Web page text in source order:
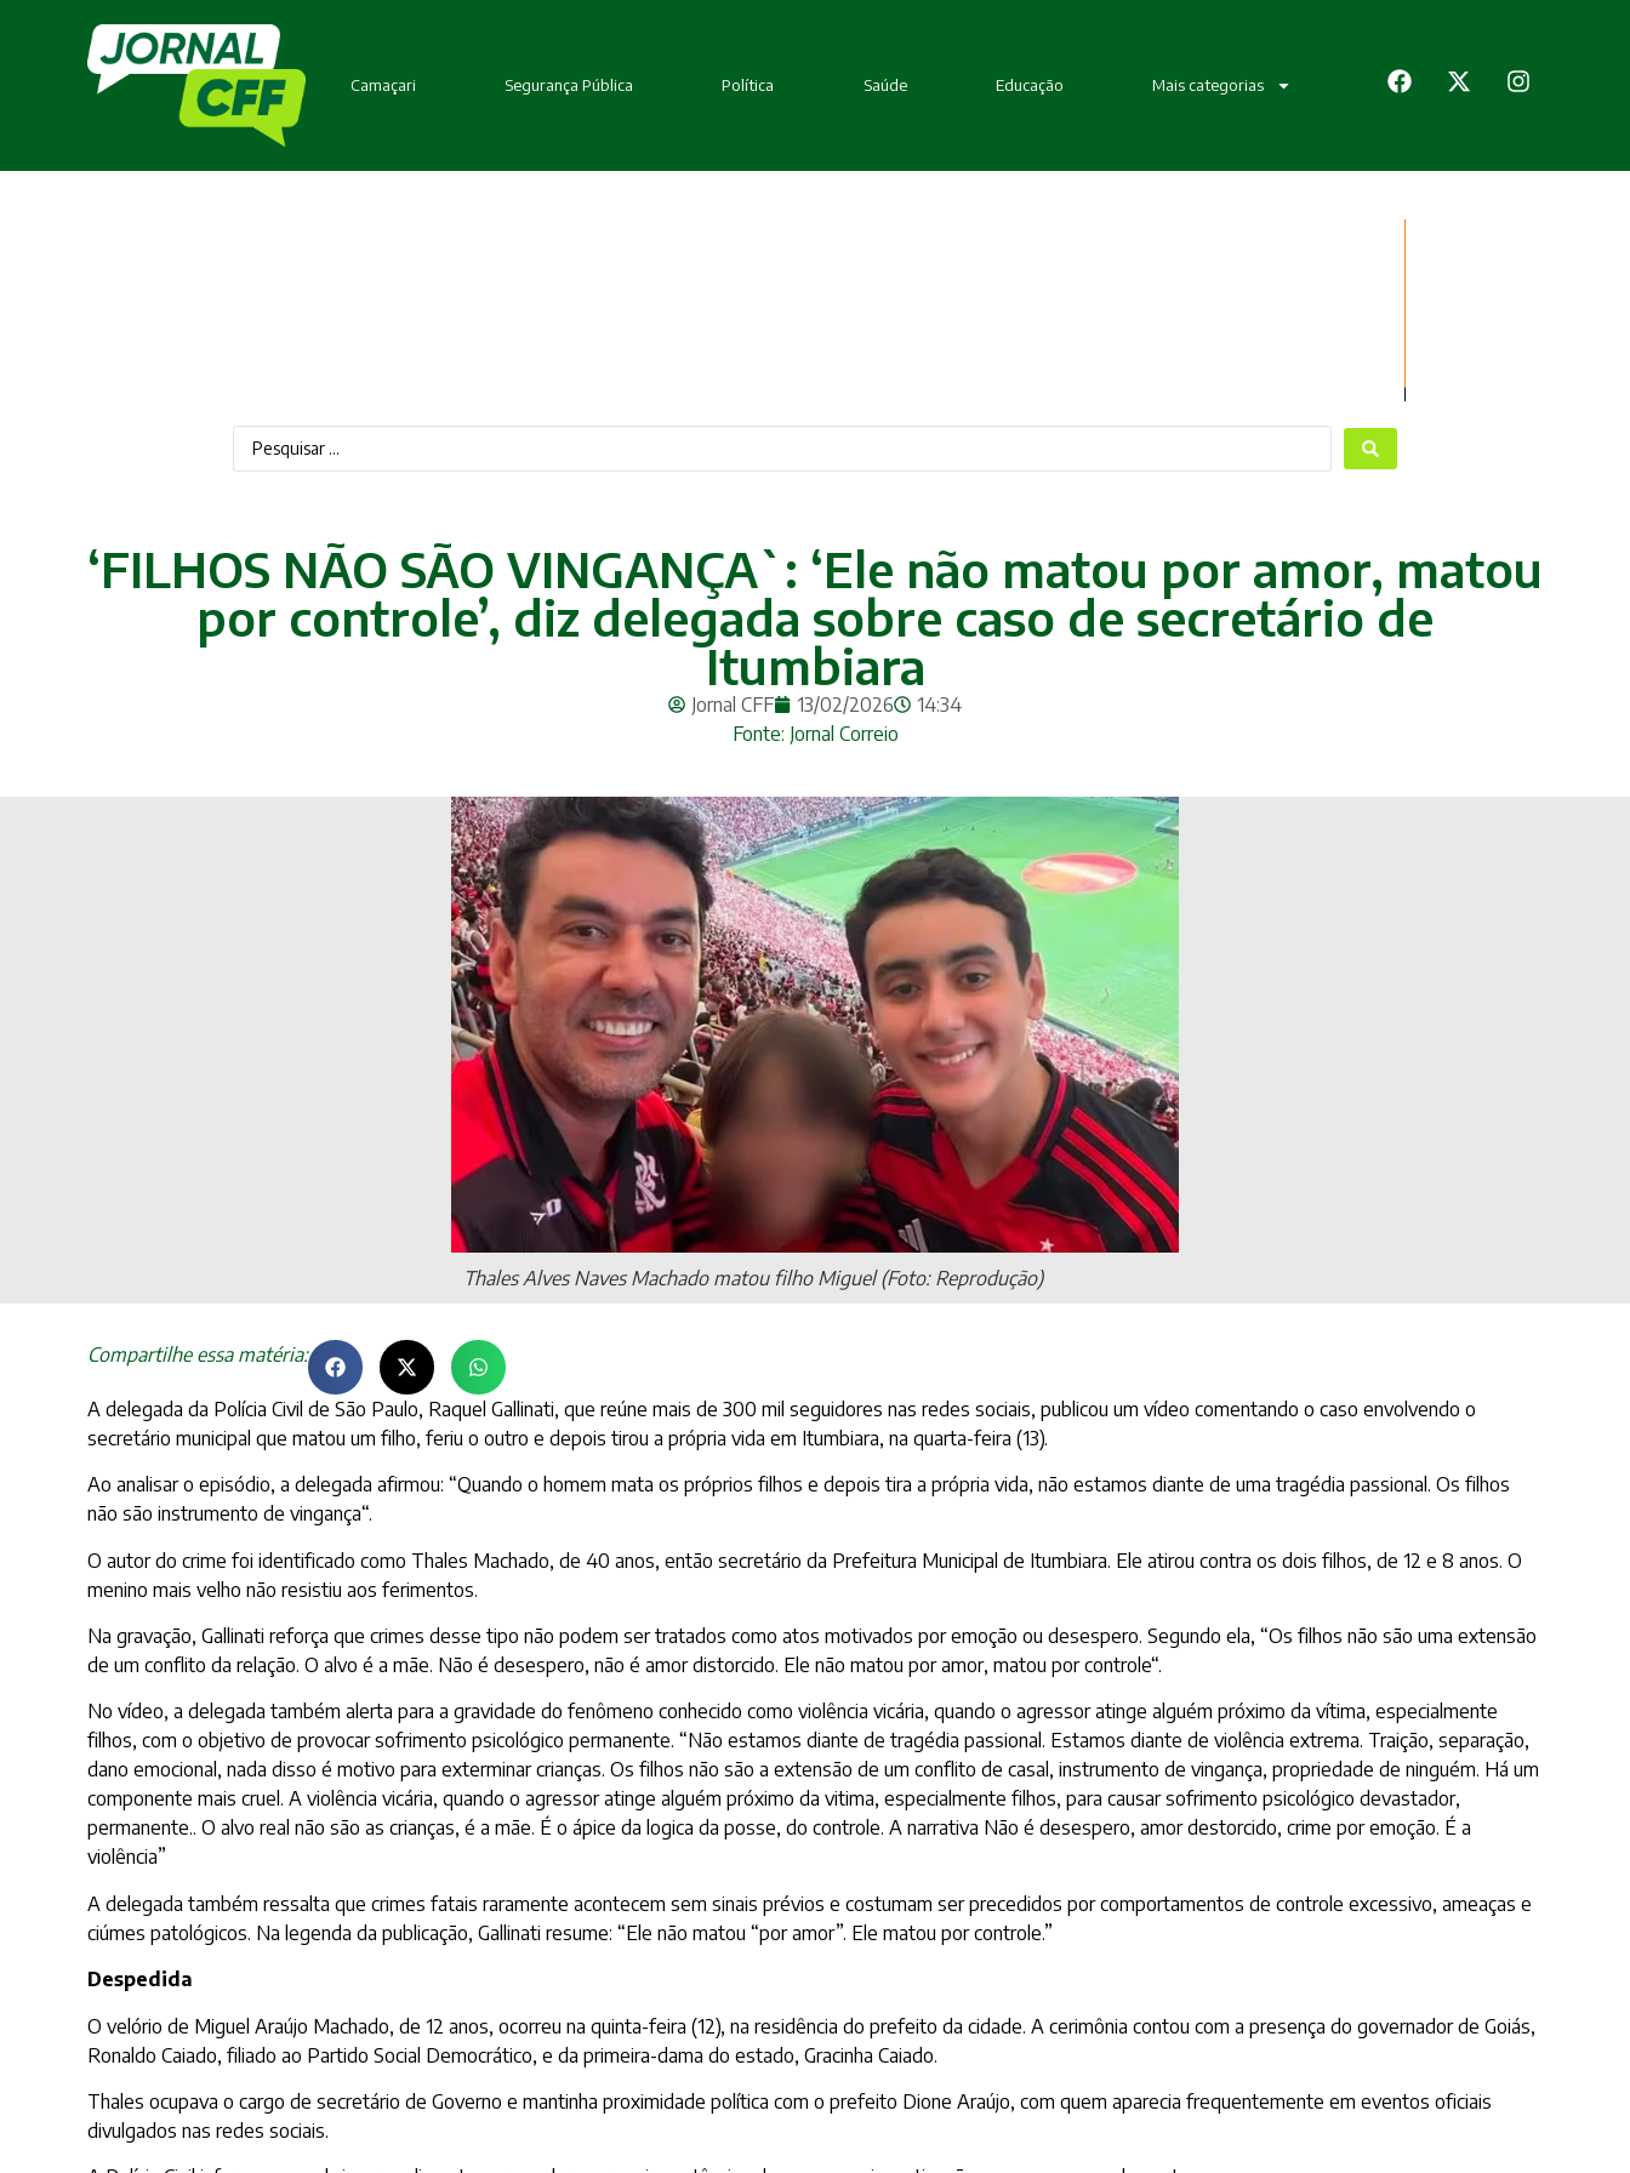
Camaçari Segurança Pública Política Saúde Educação Mais categorias
‘FILHOS NÃO SÃO VINGANÇA`: ‘Ele não matou por amor, matou
por controle’, diz delegada sobre caso de secretário de
Itumbiara
Jornal CFF 13/02/2026
14:34
Fonte: Jornal Correio
Thales Alves Naves Machado matou filho Miguel (Foto: Reprodução)
Compartilhe essa matéria:
A delegada da Polícia Civil de São Paulo, Raquel Gallinati, que reúne mais de 300 mil seguidores nas redes sociais, publicou um vídeo comentando o caso envolvendo o
secretário municipal que matou um filho, feriu o outro e depois tirou a própria vida em Itumbiara, na quarta-feira (13).
Ao analisar o episódio, a delegada afirmou: “Quando o homem mata os próprios filhos e depois tira a própria vida, não estamos diante de uma tragédia passional. Os filhos
não são instrumento de vingança“.
O autor do crime foi identificado como Thales Machado, de 40 anos, então secretário da Prefeitura Municipal de Itumbiara. Ele atirou contra os dois filhos, de 12 e 8 anos. O
menino mais velho não resistiu aos ferimentos.
Na gravação, Gallinati reforça que crimes desse tipo não podem ser tratados como atos motivados por emoção ou desespero. Segundo ela, “Os filhos não são uma extensão
de um conflito da relação. O alvo é a mãe. Não é desespero, não é amor distorcido. Ele não matou por amor, matou por controle“.
No vídeo, a delegada também alerta para a gravidade do fenômeno conhecido como violência vicária, quando o agressor atinge alguém próximo da vítima, especialmente
filhos, com o objetivo de provocar sofrimento psicológico permanente. “Não estamos diante de tragédia passional. Estamos diante de violência extrema. Traição, separação,
dano emocional, nada disso é motivo para exterminar crianças. Os filhos não são a extensão de um conflito de casal, instrumento de vingança, propriedade de ninguém. Há um
componente mais cruel. A violência vicária, quando o agressor atinge alguém próximo da vitima, especialmente filhos, para causar sofrimento psicológico devastador,
permanente.. O alvo real não são as crianças, é a mãe. É o ápice da logica da posse, do controle. A narrativa Não é desespero, amor destorcido, crime por emoção. É a
violência”
A delegada também ressalta que crimes fatais raramente acontecem sem sinais prévios e costumam ser precedidos por comportamentos de controle excessivo, ameaças e
ciúmes patológicos. Na legenda da publicação, Gallinati resume: “Ele não matou “por amor”. Ele matou por controle.”
Despedida
O velório de Miguel Araújo Machado, de 12 anos, ocorreu na quinta-feira (12), na residência do prefeito da cidade. A cerimônia contou com a presença do governador de Goiás,
Ronaldo Caiado, filiado ao Partido Social Democrático, e da primeira-dama do estado, Gracinha Caiado.
Thales ocupava o cargo de secretário de Governo e mantinha proximidade política com o prefeito Dione Araújo, com quem aparecia frequentemente em eventos oficiais
divulgados nas redes sociais.